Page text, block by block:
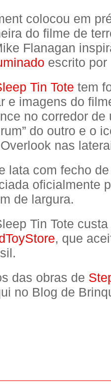
colocou em
do filme de
Flanagan
escrito
Tin Tote tem
e imagens do
no corredor de
do outro e o
nas
lata com fecho
oficialmente
de largura.
Tin Tote
, que
das obras de
no Blog de